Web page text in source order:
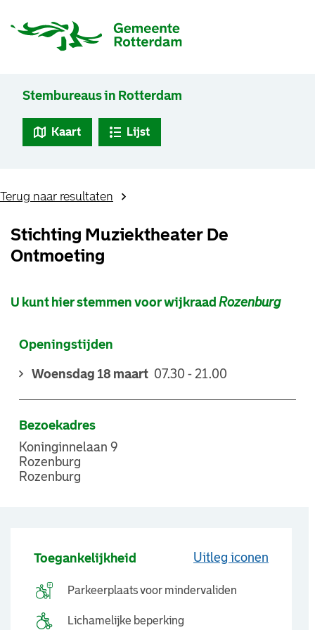
Stembureaus in Rotterdam
Kaart Lijst
Terug naar resultaten
Stichting Muziektheater De
Ontmoeting
U kunt hier stemmen voor wijkraad Rozenburg
Openingstijden
Woensdag 18 maart 07.30 - 21.00
Bezoekadres
Koninginnelaan 9
Rozenburg
Rozenburg
Toegankelijkheid Uitleg iconen
Parkeerplaats voor mindervaliden
Lichamelijke beperking